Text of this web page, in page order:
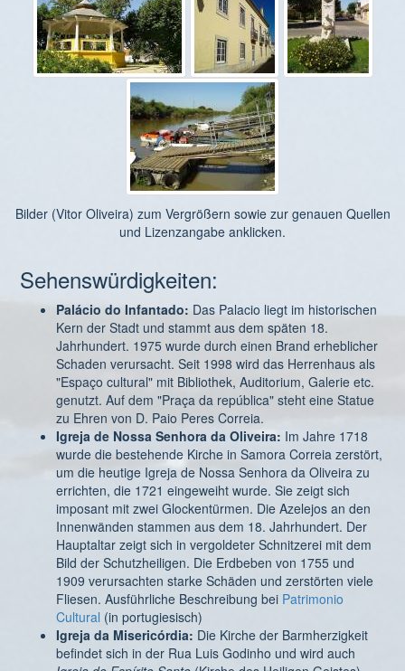
Bilder (Vitor Oliveira) zum Vergrößern sowie zur genauen Quellen
und Lizenzangabe anklicken.
Sehenswürdigkeiten:
Palácio do Infantado: Das Palacio liegt im historischen
Kern der Stadt und stammt aus dem späten 18.
Jahrhundert. 1975 wurde durch einen Brand erheblicher
Schaden verursacht. Seit 1998 wird das Herrenhaus als
"Espaço cultural" mit Bibliothek, Auditorium, Galerie etc.
genutzt. Auf dem "Praça da república" steht eine Statue
zu Ehren von D. Paio Peres Correia.
Igreja de Nossa Senhora da Oliveira: Im Jahre 1718
wurde die bestehende Kirche in Samora Correia zerstört,
um die heutige Igreja de Nossa Senhora da Oliveira zu
errichten, die 1721 eingeweiht wurde. Sie zeigt sich
imposant mit zwei Glockentürmen. Die Azelejos an den
Innenwänden stammen aus dem 18. Jahrhundert. Der
Hauptaltar zeigt sich in vergoldeter Schnitzerei mit dem
Bild der Schutzheiligen. Die Erdbeben von 1755 und
1909 verursachten starke Schäden und zerstörten viele
Fliesen. Ausführliche Beschreibung bei Patrimonio
Cultural (in portugiesisch)
Igreja da Misericórdia: Die Kirche der Barmherzigkeit
befindet sich in der Rua Luis Godinho und wird auch